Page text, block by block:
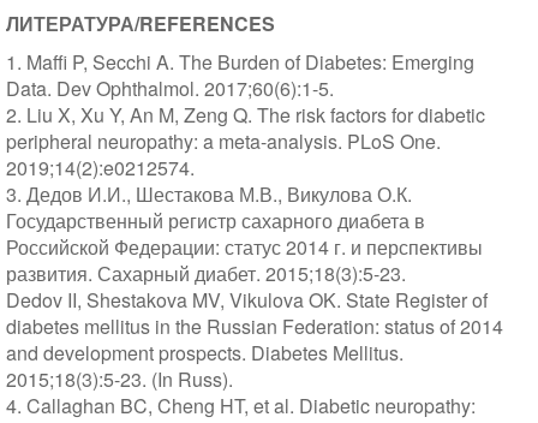
ЛИТЕРАТУРА/REFERENCES
1. Maffi P, Secchi A. The Burden of Diabetes: Emerging
Data. Dev Ophthalmol. 2017;60(6):1-5.
2. Liu X, Xu Y, An M, Zeng Q. The risk factors for diabetic
peripheral neuropathy: a meta-analysis. PLoS One.
2019;14(2):e0212574.
3. Дедов И.И., Шестакова М.В., Викулова О.К.
Государственный регистр сахарного диабета в
Российской Федерации: статус 2014 г. и перспективы
развития. Сахарный диабет. 2015;18(3):5-23.
Dedov II, Shestakova MV, Vikulova OK. State Register of
diabetes mellitus in the Russian Federation: status of 2014
and development prospects. Diabetes Mellitus.
2015;18(3):5-23. (In Russ).
4. Callaghan BC, Cheng HT, et al. Diabetic neuropathy: